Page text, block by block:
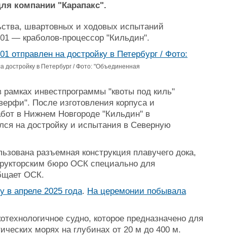
компании "Карапакс".
швартовных и ходовых испытаний
— краболов-процессор "Кильдин".
достройку в Петербург / Фото: "Объединенная
рамках инвестпрограммы "квоты под киль"
После изготовления корпуса и
в Нижнем Новгороде "Кильдин" в
на достройку и испытания в Северную
разъемная конструкция плавучего дока,
бюро ОСК специально для
ОСК.
в апреле 2025 года. На церемонии побывала
судно, которое предназначено для
морях на глубинах от 20 м до 400 м.